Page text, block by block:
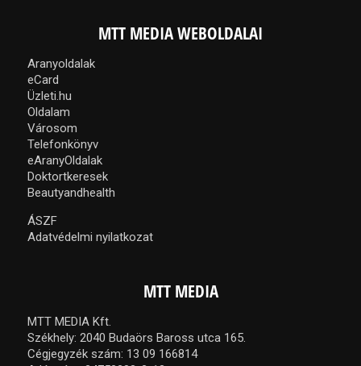
MTT MEDIA WEBOLDALAI
Aranyoldalak
eCard
Üzleti.hu
Oldalam
Városom
Telefonkönyv
eAranyOldalak
Doktortkeresek
Beautyandhealth
ÁSZF
Adatvédelmi nyilatkozat
MTT MEDIA
MTT MEDIA Kft.
Székhely: 2040 Budaörs Baross utca 165.
Cégjegyzék szám: 13 09 166814